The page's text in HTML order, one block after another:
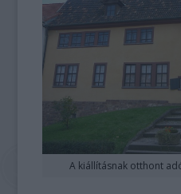
A kiállításnak otthont